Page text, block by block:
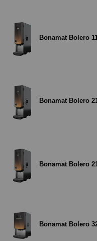
Bonamat Bolero
Bonamat Bolero
Bonamat Bolero
Bonamat Bolero